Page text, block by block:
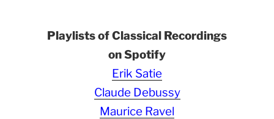
Playlists of Classical Recordings
on Spotify
Erik Satie
Claude Debussy
Maurice Ravel